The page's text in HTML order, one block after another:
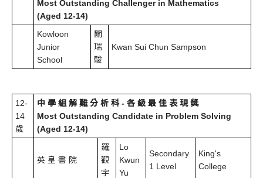
Most Outstanding Challenger in Mathematics
(Aged 12-14)
Kowloon
Junior
School
關
瑞
駿
Kwan Sui Chun Sampson
12-
14
歲
中 學 組 解 難 分 析 科 - 各 級 最 佳 表 現 獎
Most Outstanding Candidate in Problem Solving
(Aged 12-14)
英 皇 書 院
羅
觀
宇
Lo
Kwun
Yu
Secondary
1 Level
King's
College